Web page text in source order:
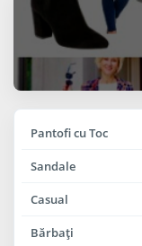
Pantofi cu Toc
Sandale
Casual
Bărbaţi